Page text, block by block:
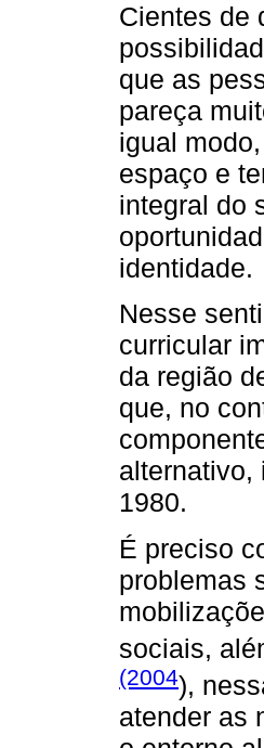
Cientes de
que as
pareça
igual
espaço e
integral do
identidade.
Nesse
curricular
da região
que, no
alternativo,
1980.
É preciso
problemas
sociais,
(2004),
atender as